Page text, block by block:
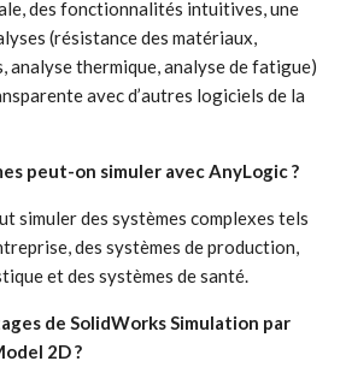
des fonctionnalités intuitives, une
(résistance des matériaux,
analyse thermique, analyse de fatigue)
avec d’autres logiciels de la
peut-on simuler avec AnyLogic ?
simuler des systèmes complexes tels
des systèmes de production,
et des systèmes de santé.
de SolidWorks Simulation par
2D ?